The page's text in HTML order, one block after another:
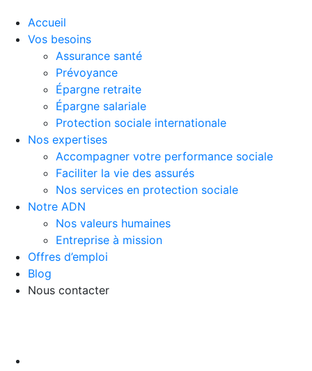
Accueil
Vos besoins
Assurance santé
Prévoyance
Épargne retraite
Épargne salariale
Protection sociale internationale
Nos expertises
Accompagner votre performance sociale
Faciliter la vie des assurés
Nos services en protection sociale
Notre ADN
Nos valeurs humaines
Entreprise à mission
Offres d’emploi
Blog
Nous contacter